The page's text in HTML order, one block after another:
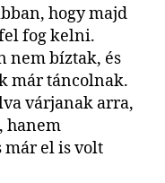
hogy majd
fog kelni.
nem bíztak, és
már táncolnak.
várjanak arra,
hanem
már el is volt